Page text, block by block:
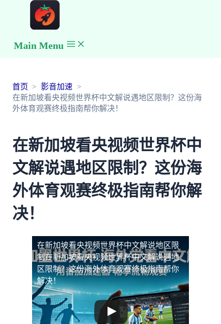
Main Menu
首页
影音加速
在新加坡看央视频世界杯中文解说遇地区限制？这份海
外体育观赛终极指南帮你解决！
在新加坡看央视频世界杯中
文解说遇地区限制？这份海
外体育观赛终极指南帮你解
决！
在新加坡看央视频世界杯中文解说地区限
制在新加坡看央视频世界杯中文解说遇地
区限制？这份海外体育观赛终极指南帮你
解决！